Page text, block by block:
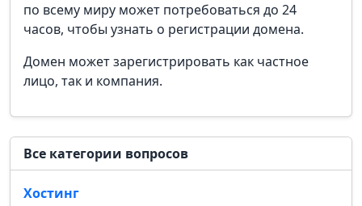
по всему миру может потребоваться до 24
часов, чтобы узнать о регистрации домена.
Домен может зарегистрировать как частное
лицо, так и компания.
Все категории вопросов
Хостинг